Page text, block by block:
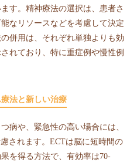
す。精神療法の選択は、患者さ
なリソースなどを考慮して決定
併用は、それぞれ単独よりも効
れており、特に重症例や慢性例
法と新しい治療
病や、緊急性の高い場合には、
されます。ECTは脳に短時間の
を得る方法で、有効率は70-